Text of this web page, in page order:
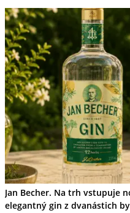
Gastro
Kultúra a
Kúpele
Šport a
Školstvo
Ekonomika
Banskobystrický
Tipy
Výlet
Hrady
Podujatia
Jan Becher. Na trh vstupuje
elegantný gin z dvanástich